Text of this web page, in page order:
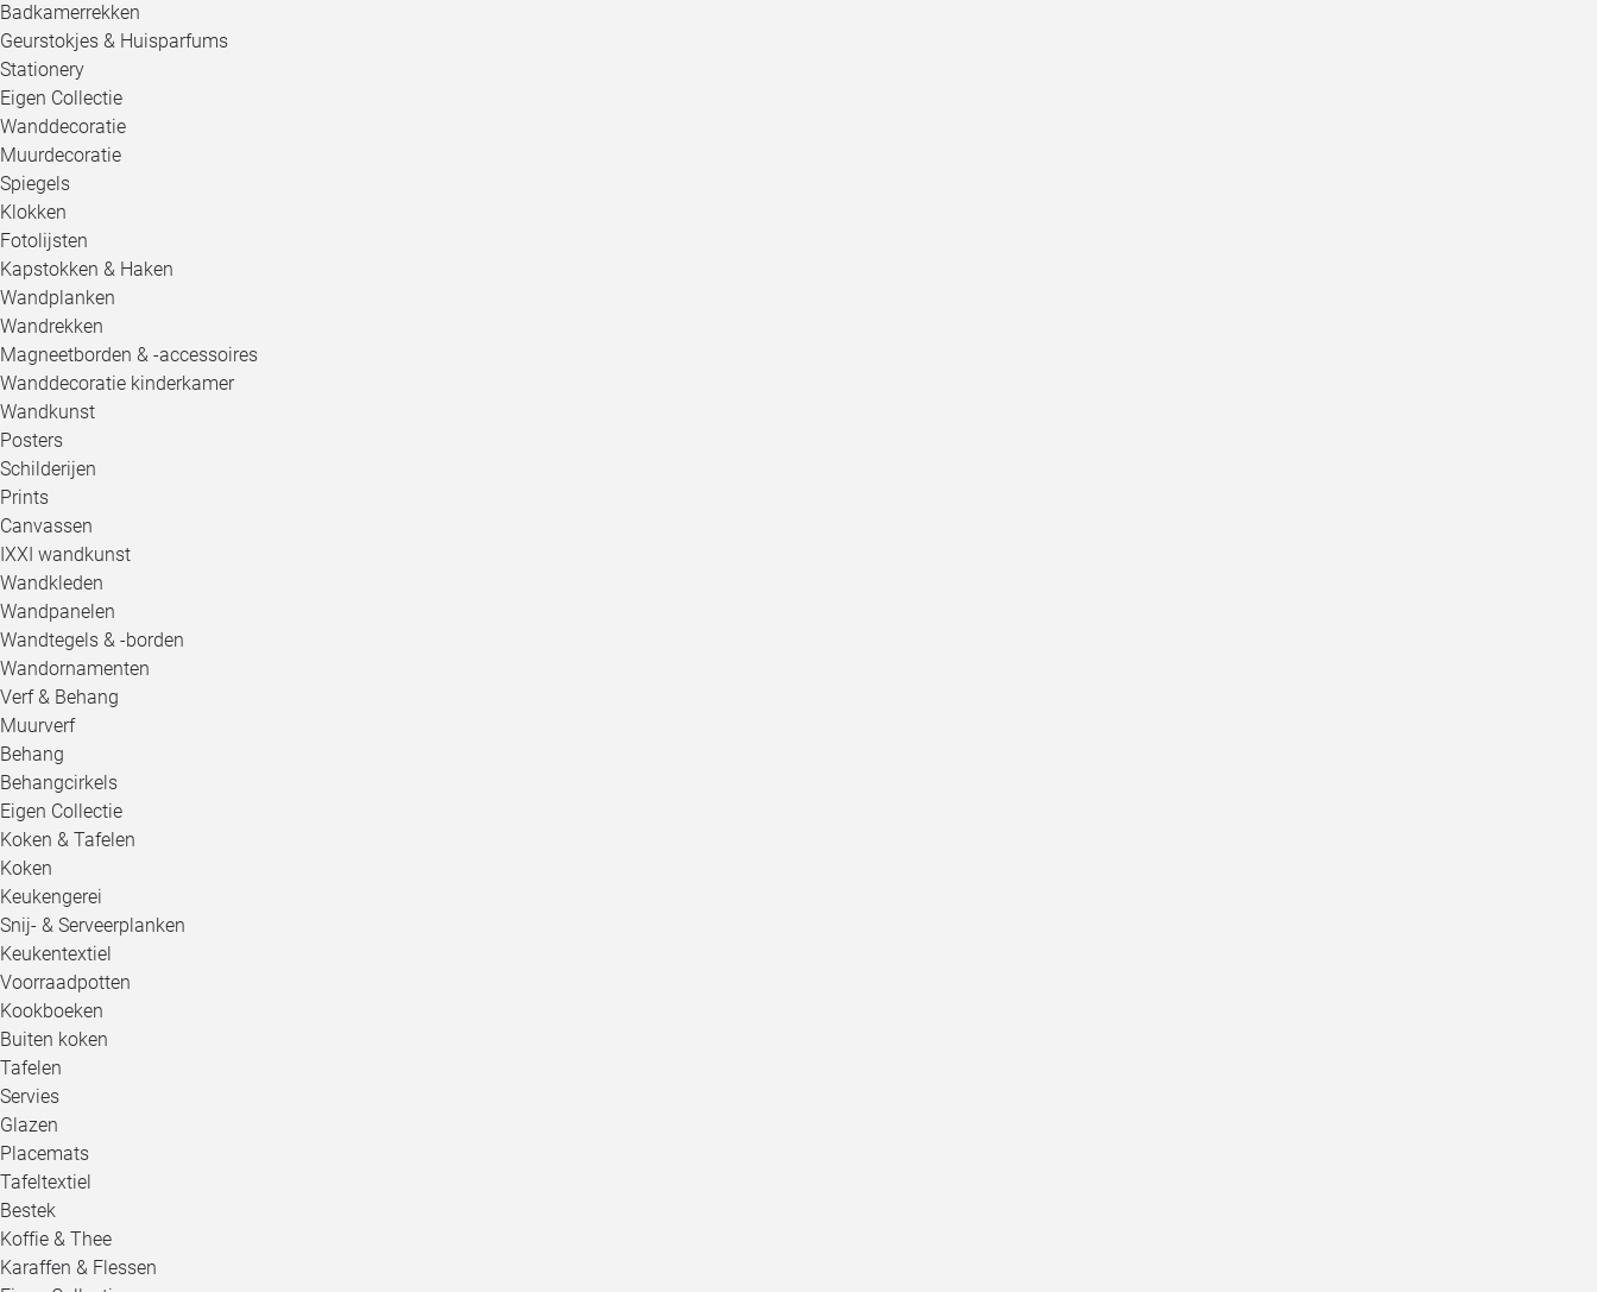
Badkamerrekken
Geurstokjes & Huisparfums
Stationery
Eigen Collectie
Wanddecoratie
Muurdecoratie
Spiegels
Klokken
Fotolijsten
Kapstokken & Haken
Wandplanken
Wandrekken
Magneetborden & -accessoires
Wanddecoratie kinderkamer
Wandkunst
Posters
Schilderijen
Prints
Canvassen
IXXI wandkunst
Wandkleden
Wandpanelen
Wandtegels & -borden
Wandornamenten
Verf & Behang
Muurverf
Behang
Behangcirkels
Eigen Collectie
Koken & Tafelen
Koken
Keukengerei
Snij- & Serveerplanken
Keukentextiel
Voorraadpotten
Kookboeken
Buiten koken
Tafelen
Servies
Glazen
Placemats
Tafeltextiel
Bestek
Koffie & Thee
Karaffen & Flessen